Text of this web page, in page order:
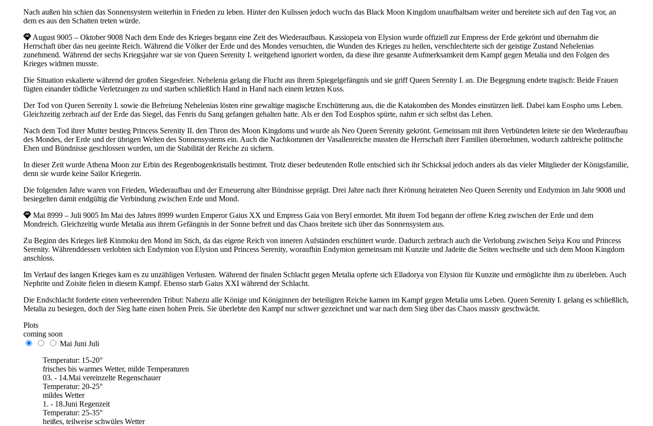
Nach außen hin schien das Sonnensystem weiterhin in Frieden zu leben. Hinter den Kulissen jedoch wuchs das Black Moon Kingdom unaufhaltsam weiter und bereitete sich auf den Tag vor, an
dem es aus den Schatten treten würde.
August 9005 – Oktober 9008 Nach dem Ende des Krieges begann eine Zeit des Wiederaufbaus. Kassiopeia von Elysion wurde offiziell zur Empress der Erde gekrönt und übernahm die
Herrschaft über das neu geeinte Reich. Während die Völker der Erde und des Mondes versuchten, die Wunden des Krieges zu heilen, verschlechterte sich der geistige Zustand Nehelenias
zunehmend. Während der sechs Kriegsjahre war sie von Queen Serenity I. weitgehend ignoriert worden, da diese ihre gesamte Aufmerksamkeit dem Kampf gegen Metalia und den Folgen des
Krieges widmen musste.
Die Situation eskalierte während der großen Siegesfeier. Nehelenia gelang die Flucht aus ihrem Spiegelgefängnis und sie griff Queen Serenity I. an. Die Begegnung endete tragisch: Beide Frauen
fügten einander tödliche Verletzungen zu und starben schließlich Hand in Hand nach einem letzten Kuss.
Der Tod von Queen Serenity I. sowie die Befreiung Nehelenias lösten eine gewaltige magische Erschütterung aus, die die Katakomben des Mondes einstürzen ließ. Dabei kam Eospho ums Leben.
Gleichzeitig zerbrach auf der Erde das Siegel, das Fenris du Sang gefangen gehalten hatte. Als er den Tod Eosphos spürte, nahm er sich selbst das Leben.
Nach dem Tod ihrer Mutter bestieg Princess Serenity II. den Thron des Moon Kingdoms und wurde als Neo Queen Serenity gekrönt. Gemeinsam mit ihren Verbündeten leitete sie den Wiederaufbau
des Mondes, der Erde und der übrigen Welten des Sonnensystems ein. Auch die Nachkommen der Vasallenreiche mussten die Herrschaft ihrer Familien übernehmen, wodurch zahlreiche politische
Ehen und Bündnisse geschlossen wurden, um die Stabilität der Reiche zu sichern.
In dieser Zeit wurde Athena Moon zur Erbin des Regenbogenkristalls bestimmt. Trotz dieser bedeutenden Rolle entschied sich ihr Schicksal jedoch anders als das vieler Mitglieder der Königsfamilie,
denn sie wurde keine Sailor Kriegerin.
Die folgenden Jahre waren von Frieden, Wiederaufbau und der Erneuerung alter Bündnisse geprägt. Drei Jahre nach ihrer Krönung heirateten Neo Queen Serenity und Endymion im Jahr 9008 und
besiegelten damit endgültig die Verbindung zwischen Erde und Mond.
Mai 8999 – Juli 9005 Im Mai des Jahres 8999 wurden Emperor Gaius XX und Empress Gaia von Beryl ermordet. Mit ihrem Tod begann der offene Krieg zwischen der Erde und dem
Mondreich. Gleichzeitig wurde Metalia aus ihrem Gefängnis in der Sonne befreit und das Chaos breitete sich über das Sonnensystem aus.
Zu Beginn des Krieges ließ Kinmoku den Mond im Stich, da das eigene Reich von inneren Aufständen erschüttert wurde. Dadurch zerbrach auch die Verlobung zwischen Seiya Kou und Princess
Serenity. Währenddessen verlobten sich Endymion von Elysion und Princess Serenity, woraufhin Endymion gemeinsam mit Kunzite und Jadeite die Seiten wechselte und sich dem Moon Kingdom
anschloss.
Im Verlauf des langen Krieges kam es zu unzähligen Verlusten. Während der finalen Schlacht gegen Metalia opferte sich Elladorya von Elysion für Kunzite und ermöglichte ihm zu überleben. Auch
Nephrite und Zoisite fielen in diesem Kampf. Ebenso starb Gaius XXI während der Schlacht.
Die Endschlacht forderte einen verheerenden Tribut: Nahezu alle Könige und Königinnen der beteiligten Reiche kamen im Kampf gegen Metalia ums Leben. Queen Serenity I. gelang es schließlich,
Metalia zu besiegen, doch der Sieg hatte einen hohen Preis. Sie überlebte den Kampf nur schwer gezeichnet und war nach dem Sieg über das Chaos massiv geschwächt.
Plots
coming soon
Mai Juni Juli
Temperatur: 15-20°
frisches bis warmes Wetter, milde Temperaturen
03. - 14.Mai vereinzelte Regenschauer
Temperatur: 20-25°
mildes Wetter
1. - 18.Juni Regenzeit
Temperatur: 25-35°
heißes, teilweise schwüles Wetter